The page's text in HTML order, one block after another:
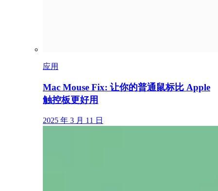
应用
Mac Mouse Fix: 让你的普通鼠标比 Apple
触控板更好用
2025 年 3 月 11 日